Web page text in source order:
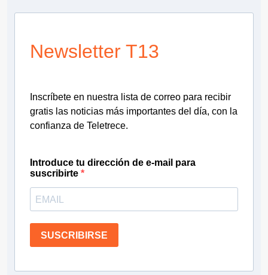
Newsletter T13
Inscríbete en nuestra lista de correo para recibir
gratis las noticias más importantes del día, con la
confianza de Teletrece.
Introduce tu dirección de e-mail para
suscribirte
SUSCRIBIRSE